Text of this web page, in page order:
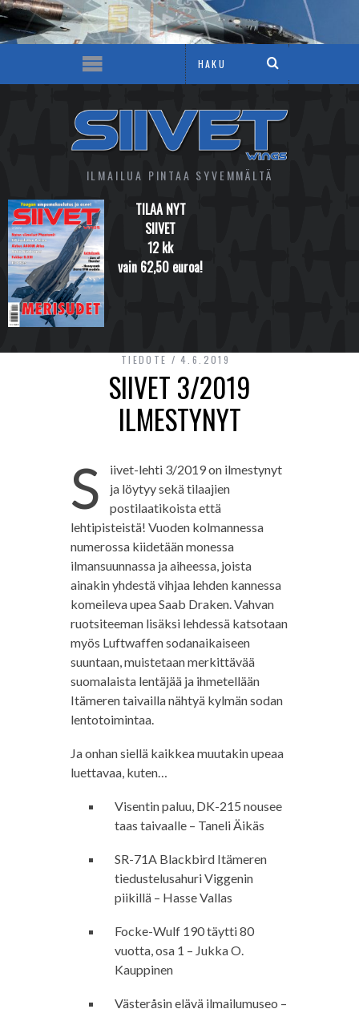
ILMAILUA PINTAA SYVEMMÄLTÄ
TILAA NYT
SIIVET
12 kk
vain 62,50 euroa!
TIEDOTE 4.6.2019
SIIVET 3/2019
ILMESTYNYT
S
iivet-lehti 3/2019 on ilmestynyt
ja löytyy sekä tilaajien
postilaatikoista että
lehtipisteistä! Vuoden kolmannessa
numerossa kiidetään monessa
ilmansuunnassa ja aiheessa, joista
ainakin yhdestä vihjaa lehden kannessa
komeileva upea Saab Draken. Vahvan
ruotsiteeman lisäksi lehdessä katsotaan
myös Luftwaffen sodanaikaiseen
suuntaan, muistetaan merkittävää
suomalaista lentäjää ja ihmetellään
Itämeren taivailla nähtyä kylmän sodan
lentotoimintaa.
Ja onhan siellä kaikkea muutakin upeaa
luettavaa, kuten…
Visentin paluu, DK-215 nousee
taas taivaalle – Taneli Äikäs
SR-71A Blackbird Itämeren
tiedustelusahuri Viggenin
piikillä – Hasse Vallas
Focke-Wulf 190 täytti 80
vuotta, osa 1 – Jukka O.
Kauppinen
Västeråsin elävä ilmailumuseo –